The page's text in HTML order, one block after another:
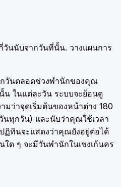
นนับจากวันที่นั้น. วางแผนการ
วันตลอดช่วงพำนักของคุณ
น ในแต่ละวัน ระบบจะย้อนดู
ว่าจุดเริ่มต้นของหน้าต่าง 180
นทุกวัน) และนับว่าคุณใช้เวลา
ฏิทินจะแสดงว่าคุณยังอยู่ต่อได้
ใด ๆ จะมีวันพำนักในเชงเก้นคร